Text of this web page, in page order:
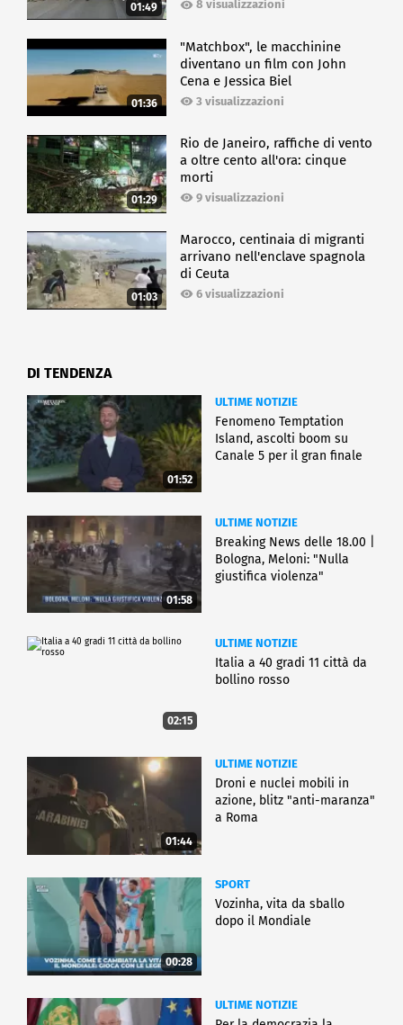
01:49 8 visualizzazioni
01:36
"Matchbox", le macchinine
diventano un film con John
Cena e Jessica Biel
3 visualizzazioni
01:29
Rio de Janeiro, raffiche di vento
a oltre cento all'ora: cinque
morti
9 visualizzazioni
01:03
Marocco, centinaia di migranti
arrivano nell'enclave spagnola
di Ceuta
6 visualizzazioni
DI TENDENZA
01:52
ULTIME NOTIZIE
Fenomeno Temptation
Island, ascolti boom su
Canale 5 per il gran finale
01:58
ULTIME NOTIZIE
Breaking News delle 18.00 |
Bologna, Meloni: "Nulla
giustifica violenza"
02:15
ULTIME NOTIZIE
Italia a 40 gradi 11 città da
bollino rosso
01:44
ULTIME NOTIZIE
Droni e nuclei mobili in
azione, blitz "anti-maranza"
a Roma
00:28
SPORT
Vozinha, vita da sballo
dopo il Mondiale
ULTIME NOTIZIE